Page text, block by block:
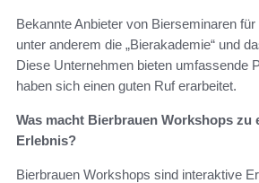
Bekannte Anbieter von Bierseminaren
unter anderem die „Bierakademie“ und
Diese Unternehmen bieten umfassende
haben sich einen guten Ruf erarbeitet.
Was macht Bierbrauen Workshops zu
Erlebnis?
Bierbrauen Workshops sind interaktive